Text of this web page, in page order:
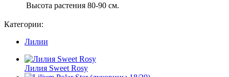
Высота растения 80-90 см.
Категории:
Лилии
Лилия Sweet Rosy